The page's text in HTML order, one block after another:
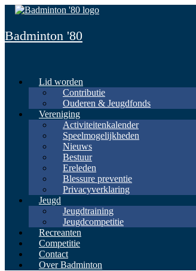
Spring
inhoud
Badminton '80
Lid worden
Contributie
Ouderen & Jeugdfonds
Vereniging
Activiteitenkalender
Speelmogelijkheden
Nieuws
Bestuur
Ereleden
Blessure preventie
Privacyverklaring
Jeugd
Jeugdtraining
Jeugdcompetitie
Recreanten
Competitie
Contact
Over Badminton